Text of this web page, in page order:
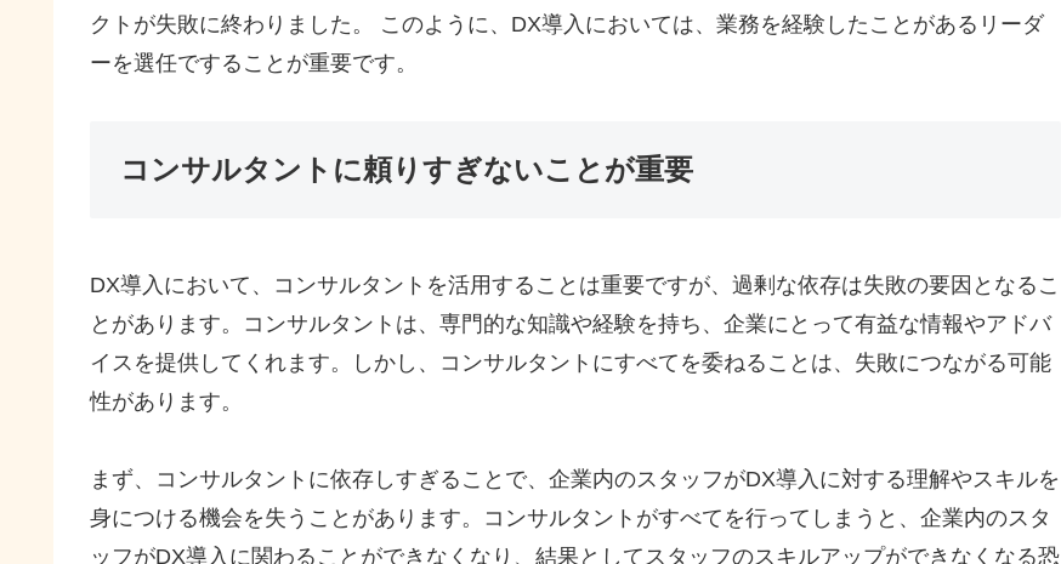
クトが失敗に終わりました。 このように、DX導入においては、業務を経験したことがあるリーダ
ーを選任ですることが重要です。
コンサルタントに頼りすぎないことが重要
DX導入において、コンサルタントを活用することは重要ですが、過剰な依存は失敗の要因となるこ
とがあります。コンサルタントは、専門的な知識や経験を持ち、企業にとって有益な情報やアドバ
イスを提供してくれます。しかし、コンサルタントにすべてを委ねることは、失敗につながる可能
性があります。
まず、コンサルタントに依存しすぎることで、企業内のスタッフがDX導入に対する理解やスキルを
身につける機会を失うことがあります。コンサルタントがすべてを行ってしまうと、企業内のスタ
ッフがDX導入に関わることができなくなり、結果としてスタッフのスキルアップができなくなる恐